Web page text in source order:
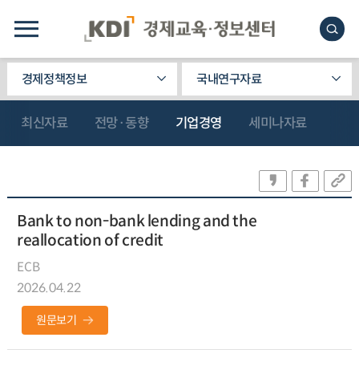
경제정책정보 국내연구자료
최신자료 전망·동향 기업경영 세미나자료
Bank to non-bank lending and the
reallocation of credit
ECB
2026.04.22
원문보기